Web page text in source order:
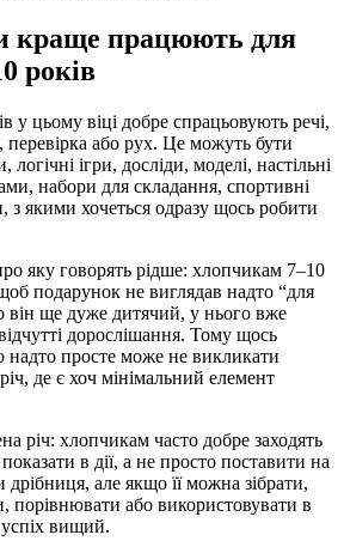
краще працюють для
років
у цьому віці добре спрацьовують речі,
перевірка або рух. Це можуть бути
логічні ігри, досліди, моделі, настільні
набори для складання, спортивні
з якими хочеться одразу щось робити
яку говорять рідше: хлопчикам 7–10
подарунок не виглядав надто “для
він ще дуже дитячий, у нього вже
дорослішання. Тому щось
надто просте може не викликати
де є хоч мінімальний елемент
річ: хлопчикам часто добре заходять
в дії, а не просто поставити на
але якщо її можна зібрати,
порівнювати або використовувати в
вищий.